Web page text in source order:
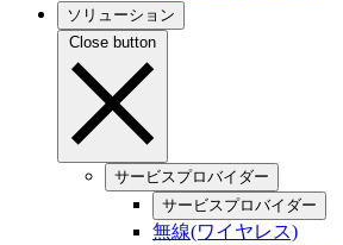
ソリューション
Close button
サービスプロバイダー
サービスプロバイダー
無線(ワイヤレス)